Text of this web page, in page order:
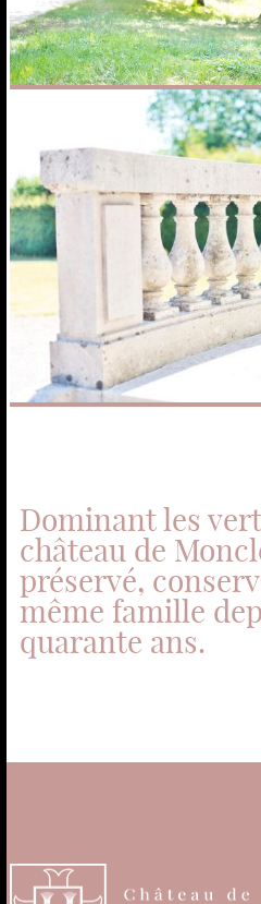
Dominant les
château de
préservé,
même famille
quarante ans.